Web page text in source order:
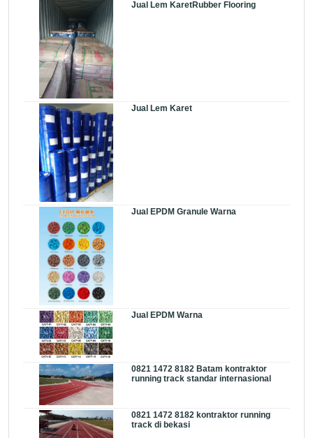
Jual Lem KaretRubber Flooring
Jual Lem Karet
Jual EPDM Granule Warna
Jual EPDM Warna
0821 1472 8182 Batam kontraktor
running track standar internasional
0821 1472 8182 kontraktor running
track di bekasi